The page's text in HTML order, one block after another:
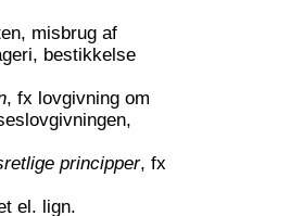
misbrug af
bestikkelse
, fx lovgivning om
principper, fx
el. lign.